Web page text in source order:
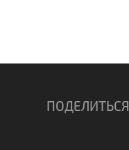
ПОДЕЛИТЬСЯ